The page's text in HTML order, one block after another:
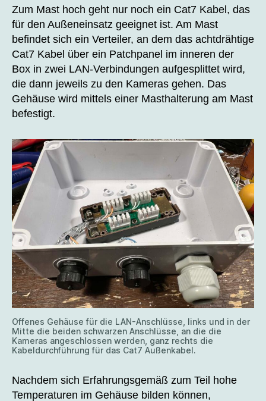
Zum Mast hoch geht nur noch ein Cat7 Kabel, das
für den Außeneinsatz geeignet ist. Am Mast
befindet sich ein Verteiler, an dem das achtdrähtige
Cat7 Kabel über ein Patchpanel im inneren der
Box in zwei LAN-Verbindungen aufgesplittet wird,
die dann jeweils zu den Kameras gehen. Das
Gehäuse wird mittels einer Masthalterung am Mast
befestigt.
Offenes Gehäuse für die LAN-Anschlüsse, links und in der
Mitte die beiden schwarzen Anschlüsse, an die die
Kameras angeschlossen werden, ganz rechts die
Kabeldurchführung für das Cat7 Außenkabel.
Nachdem sich Erfahrungsgemäß zum Teil hohe
Temperaturen im Gehäuse bilden können,